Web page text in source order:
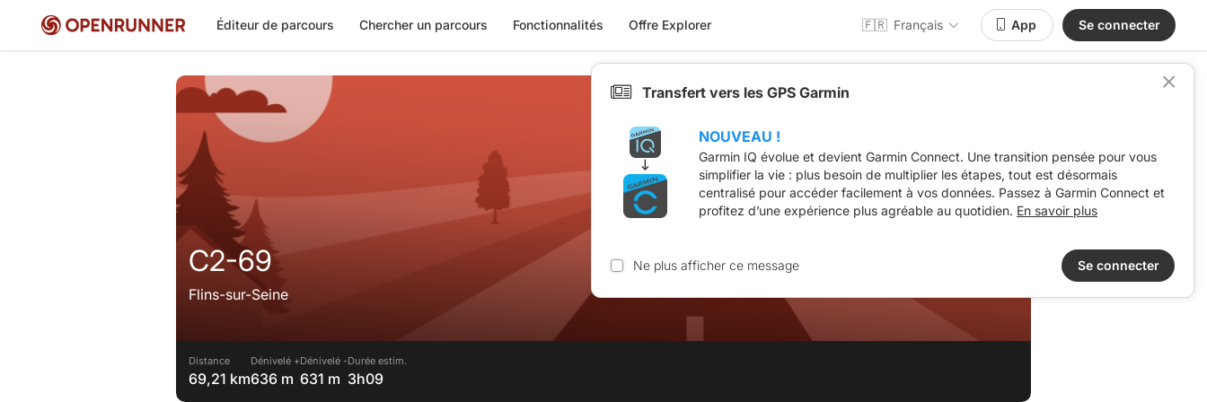
Éditeur de parcours Chercher un parcours Fonctionnalités Offre Explorer 🇫🇷 Français App Se connecter
C2-69
Flins-sur-Seine
Distance
69,21 km
Dénivelé +
636 m
Dénivelé -
631 m
Durée estim.
3h09
Transfert vers les GPS Garmin
NOUVEAU !
Garmin IQ évolue et devient Garmin Connect. Une transition pensée pour vous
simplifier la vie : plus besoin de multiplier les étapes, tout est désormais
centralisé pour accéder facilement à vos données. Passez à Garmin Connect et
profitez d’une expérience plus agréable au quotidien. En savoir plus
Ne plus afficher ce message Se connecter